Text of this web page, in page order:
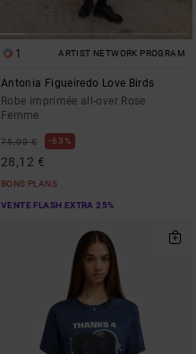
1 ARTIST NETWORK PROGRAM
Antonia Figueiredo Love Birds
Robe imprimée all-over Rose
Femme
75,00 € 63%
28,12 €
BONS PLANS
VENTE FLASH EXTRA 25%